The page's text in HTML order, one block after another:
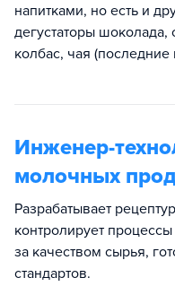
напитками, но есть и
дегустаторы
колбас, чая (последние
Инженер-
молочных
Разрабатывает
контролирует
за качеством сырья,
стандартов.​